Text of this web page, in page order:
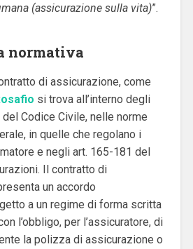
(assicurazione sulla vita)”.
normativa
di assicurazione, come
si trova all’interno degli
Codice Civile, nelle norme
in quelle che regolano i
e negli art. 165-181 del
Il contratto di
un accordo
a un regime di forma scritta
l’obbligo, per l’assicuratore, di
la polizza di assicurazione o